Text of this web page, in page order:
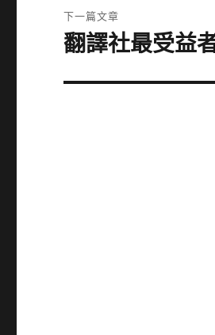
文
章:
下一篇文章
下
篇
翻譯社最受益